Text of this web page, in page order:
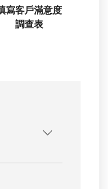
寫客戶滿意度
調查表